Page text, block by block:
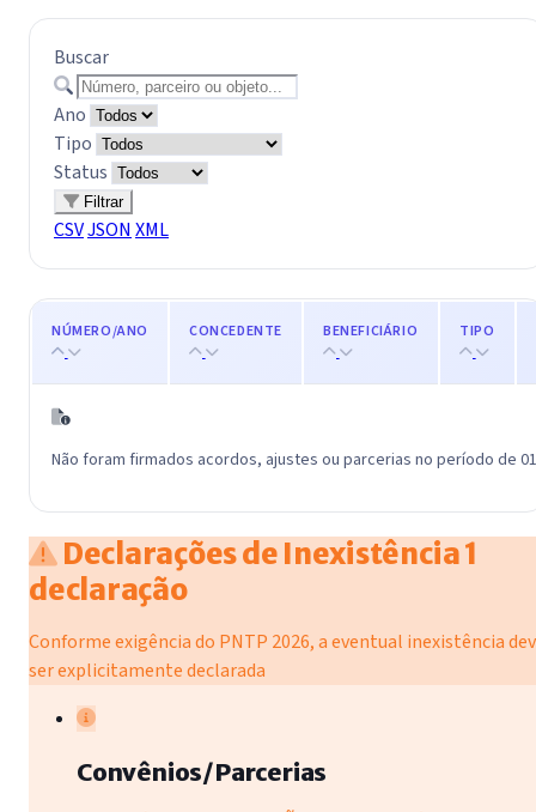
Buscar
Ano
Tipo
Status
Filtrar
CSVJSON XML
NÚMERO/ANO CONCEDENTE BENEFICIÁRIO TIPO
Não foram firmados acordos, ajustes ou parcerias no período de
Declarações de Inexistência1
declaração
Conforme exigência do PNTP 2026, a eventual inexistência
ser explicitamente declarada
Convênios/Parcerias